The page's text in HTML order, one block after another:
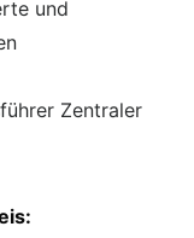
und
Zentraler